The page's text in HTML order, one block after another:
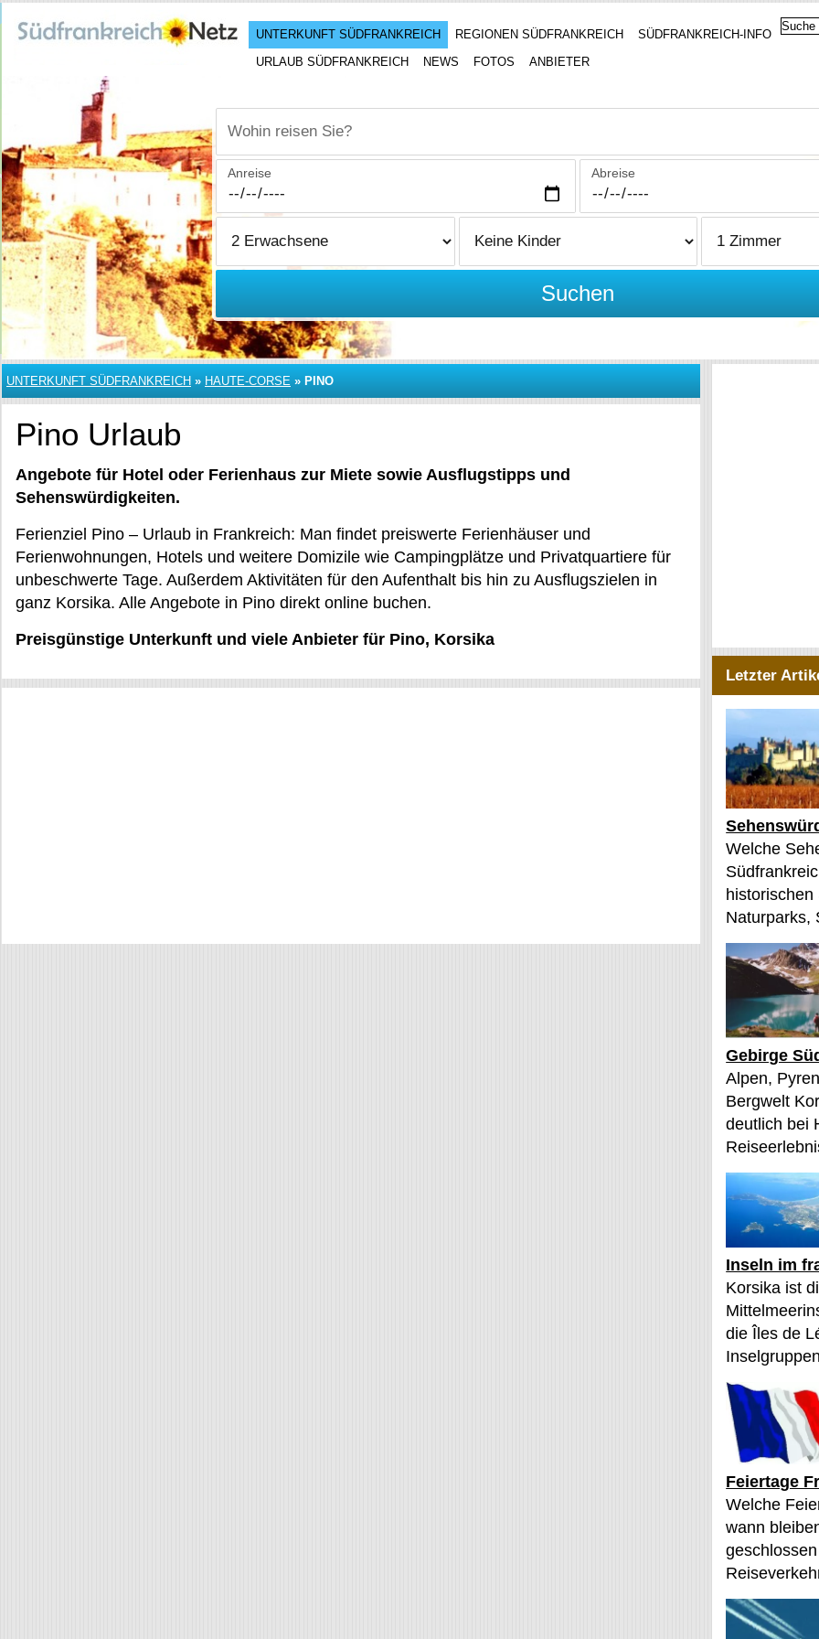
UNTERKUNFT SÜDFRANKREICH REGIONEN SÜDFRANKREICH
SÜDFRANKREICH-INFO
URLAUB SÜDFRANKREICH
NEWS FOTOS ANBIETER
Wohin reisen Sie?
Anreise Abreise
Suchen
UNTERKUNFT SÜDFRANKREICH » HAUTE-CORSE » PINO
Pino Urlaub
Angebote für Hotel oder Ferienhaus zur Miete sowie Ausflugstipps und
Sehenswürdigkeiten.
Ferienziel Pino – Urlaub in Frankreich: Man findet preiswerte Ferienhäuser und
Ferienwohnungen, Hotels und weitere Domizile wie Campingplätze und Privatquartiere für
unbeschwerte Tage. Außerdem Aktivitäten für den Aufenthalt bis hin zu Ausflugszielen in
ganz Korsika. Alle Angebote in Pino direkt online buchen.
Preisgünstige Unterkunft und viele Anbieter für Pino, Korsika
Letzter
Welche
Naturparks,
Gebirge
Alpen,
Bergwelt
deutlich bei
Inseln im
Korsika ist
die Îles de
Feiertage
Welche
wann